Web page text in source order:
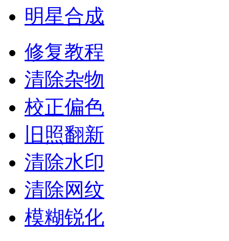
明星合成
修复教程
清除杂物
校正偏色
旧照翻新
清除水印
清除网纹
模糊锐化